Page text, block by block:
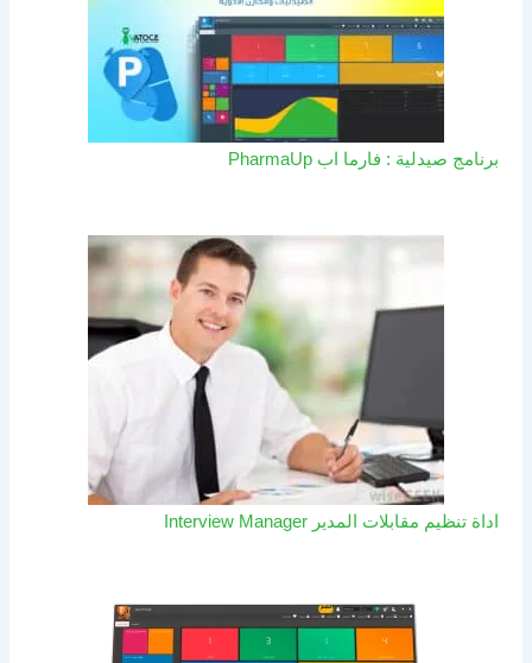
برنامج صيدلية : فارما اب PharmaUp​
اداة تنظيم مقابلات المدير Interview Manager